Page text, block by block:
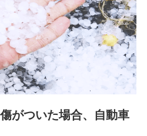
社の商品・サービスをご提案す
ことがあります。）
理等付帯業務を行うため
取得した個人情報
のため
理等付帯業務を行うため
した個人情報
と取引のあるもしくは委託を受
がついた場合、自動車